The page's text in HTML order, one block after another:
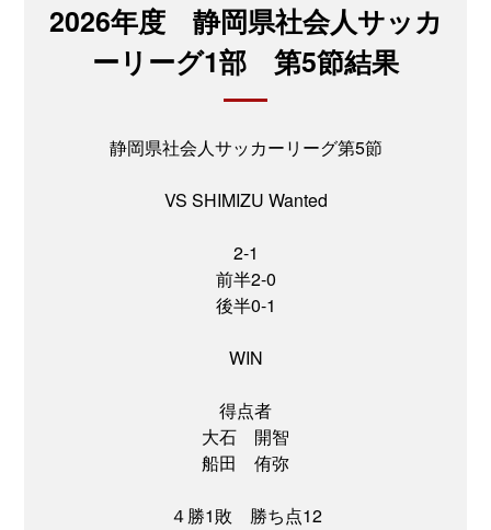
2026年度 静岡県社会人サッカ
ーリーグ1部 第5節結果
静岡県社会人サッカーリーグ第5節
VS SHIMIZU Wanted
2-1
前半2-0
後半0-1
WIN
得点者
大石 開智
船田 侑弥
４勝1敗 勝ち点12